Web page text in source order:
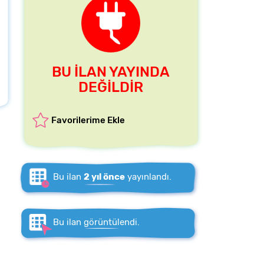
BU İLAN YAYINDA
DEĞİLDİR
Favorilerime Ekle
Bu ilan 2 yıl önce yayınlandı.
Bu ilan görüntülendi.